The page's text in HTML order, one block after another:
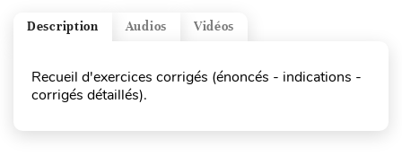
Vidéos
Audios
Description
Recueil d'exercices corrigés (énoncés - indications -
corrigés détaillés).